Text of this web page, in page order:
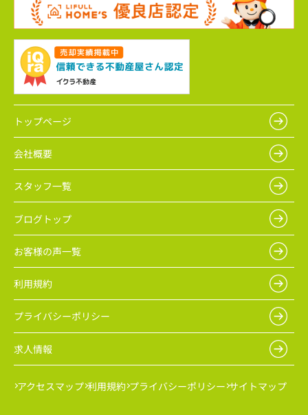
トップページ
会社概要
スタッフ一覧
ブログトップ
お客様の声一覧
利用規約
プライバシーポリシー
求人情報
アクセスマップ 利用規約 プライバシーポリシー サイトマップ